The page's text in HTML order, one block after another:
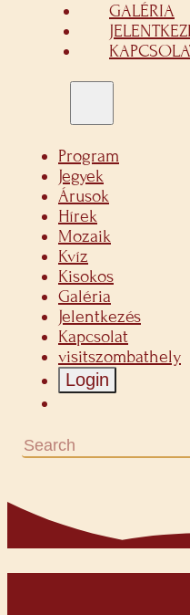
GALÉRIA
Program
Jegyek
Árusok
Hírek
Mozaik
Kvíz
Kisokos
Galéria
Jelentkezés
Kapcsolat
visitszombathely
Login